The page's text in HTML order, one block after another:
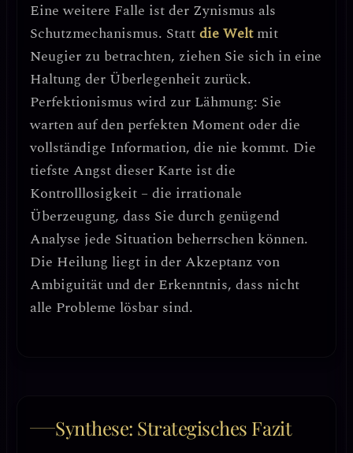
Eine weitere Falle ist der Zynismus als
Schutzmechanismus. Stattdie Weltmit
Neugier zu betrachten, ziehen Sie sich in eine
Haltung der Überlegenheit zurück.
Perfektionismus wird zur Lähmung: Sie
warten auf den perfekten Moment oder die
vollständige Information, die nie kommt. Die
tiefste Angst dieser Karte ist die
Kontrolllosigkeit – die irrationale
Überzeugung, dass Sie durch genügend
Analyse jede Situation beherrschen können.
Die Heilung liegt in derAkzeptanz von
Ambiguitätund der Erkenntnis, dass nicht
alle Probleme lösbar sind.
Synthese: Strategisches Fazit